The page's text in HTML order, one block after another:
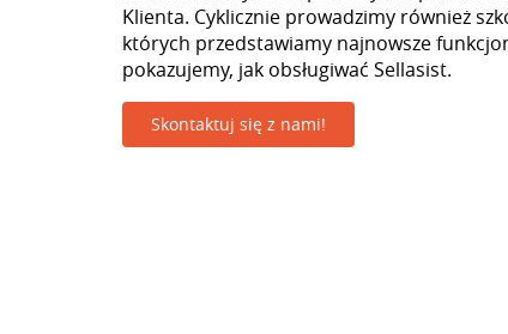
Klienta. Cyklicznie prowadzimy również
których przedstawiamy najnowsze
pokazujemy, jak obsługiwać Sellasist.
Skontaktuj się z nami!